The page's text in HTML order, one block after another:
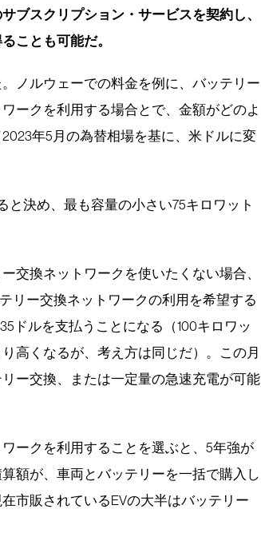
ブスクリプション・サービスを契約し、
ことも可能だ。
ノルウェーでの料金を例に、バッテリー
ークを利用する場合とで、金額がどのよ
年5月の為替相場を基に、米ドルに変
と決め、最も容量の小さい75キロワット
交換ネットワークを使いたくない場合、
リー交換ネットワークの利用を希望する
ドルを支払うことになる（100キロワッ
高くなるが、考え方は同じだ）。この月
ー交換、または一定量の急速充電が可能
ークを利用することを選ぶと、5年強が
額が、車両とバッテリーを一括で購入し
市販されているEVの大半はバッテリー